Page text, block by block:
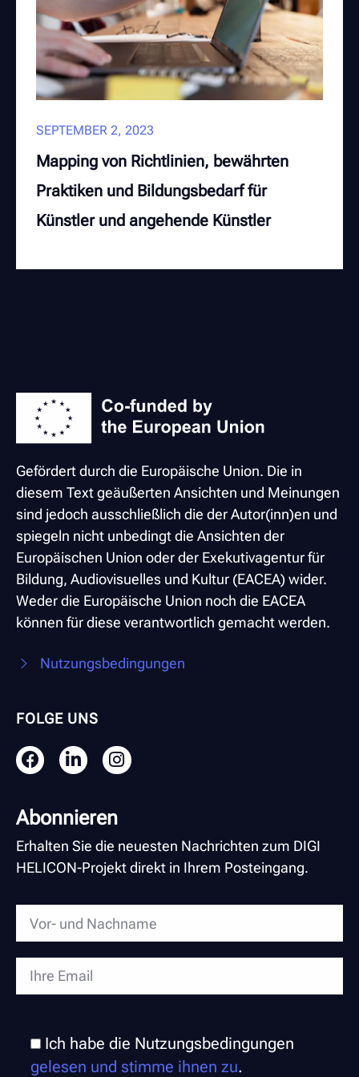
Kurse
Deutsch
Italiano
Ελληνικά
Nederlands
SEPTEMBER 2, 2023
Mapping von Richtlinien, bewährten
Praktiken und Bildungsbedarf für
Künstler und angehende Künstler
Gefördert durch die Europäische Union. Die in
diesem Text geäußerten Ansichten und Meinungen
sind jedoch ausschließlich die der Autor(inn)en und
spiegeln nicht unbedingt die Ansichten der
Europäischen Union oder der Exekutivagentur für
Bildung, Audiovisuelles und Kultur (EACEA) wider.
Weder die Europäische Union noch die EACEA
können für diese verantwortlich gemacht werden.
Nutzungsbedingungen
FOLGE UNS
Abonnieren
Erhalten Sie die neuesten Nachrichten zum DIGI
HELICON-Projekt direkt in Ihrem Posteingang.
Ich habe die Nutzungsbedingungen
gelesen und stimme ihnen zu.